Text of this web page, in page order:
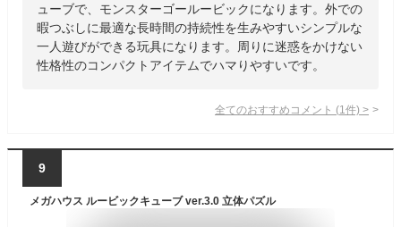
ューブで、モンスターゴールービックになります。外での
暇つぶしに最適な長時間の持続性を生みやすいシンプルな
一人遊びができる玩具になります。周りに迷惑をかけない
性格性のコンパクトアイテムでハマりやすいです。
全てのおすすめコメント (1 件) >
9
メガハウス ルービックキューブ ver.3.0 立体パズル